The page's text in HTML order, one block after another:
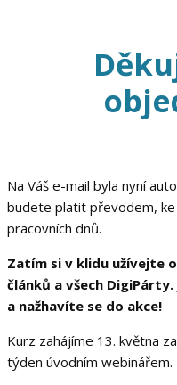
Na Váš e-mail byla nyní
budete platit převodem,
pracovních dnů.
Zatím si v klidu užívejte
článků a všech
a nažhavíte se do akce!
Kurz zahájíme 13. května
týden úvodním webinářem.